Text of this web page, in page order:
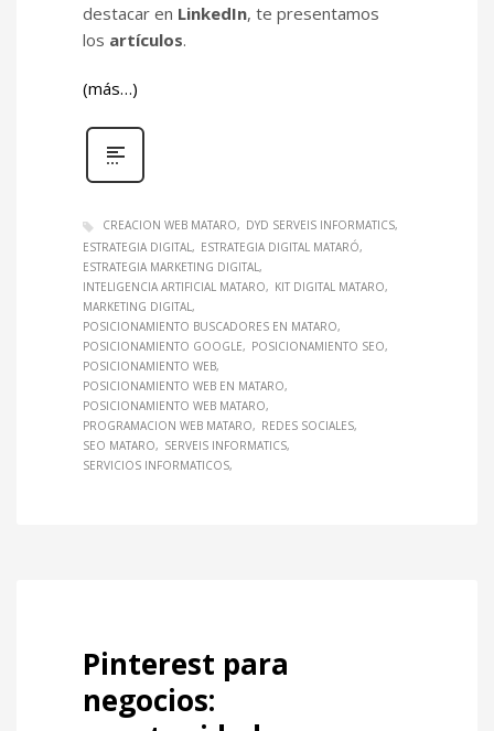
destacar en LinkedIn, te presentamos
los artículos.
(más…)
CREACION WEB MATARO
DYD SERVEIS INFORMATICS
ESTRATEGIA DIGITAL
ESTRATEGIA DIGITAL MATARÓ
ESTRATEGIA MARKETING DIGITAL
INTELIGENCIA ARTIFICIAL MATARO
KIT DIGITAL MATARO
MARKETING DIGITAL
POSICIONAMIENTO BUSCADORES EN MATARO
POSICIONAMIENTO GOOGLE
POSICIONAMIENTO SEO
POSICIONAMIENTO WEB
POSICIONAMIENTO WEB EN MATARO
POSICIONAMIENTO WEB MATARO
PROGRAMACION WEB MATARO
REDES SOCIALES
SEO MATARO
SERVEIS INFORMATICS
SERVICIOS INFORMATICOS
Pinterest para
negocios: